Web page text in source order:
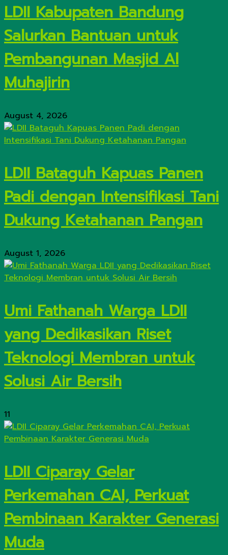
LDII Kabupaten Bandung
Salurkan Bantuan untuk
Pembangunan Masjid Al
Muhajirin
August 4, 2026
LDII Bataguh Kapuas Panen
Padi dengan Intensifikasi Tani
Dukung Ketahanan Pangan
August 1, 2026
Umi Fathanah Warga LDII
yang Dedikasikan Riset
Teknologi Membran untuk
Solusi Air Bersih
11
LDII Ciparay Gelar
Perkemahan CAI, Perkuat
Pembinaan Karakter Generasi
Muda